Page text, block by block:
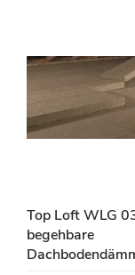
Top Loft WLG
begehbare